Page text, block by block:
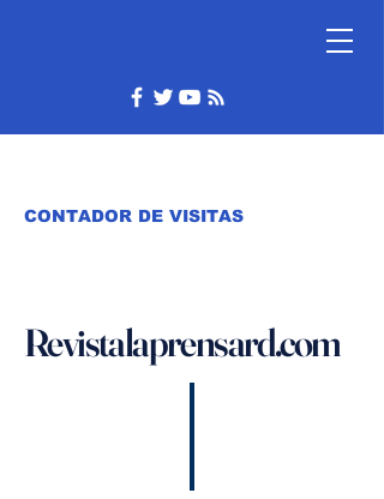
CONTADOR DE VISITAS
Revistalaprensard.com